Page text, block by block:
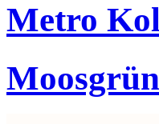
Metro
Moosgrün